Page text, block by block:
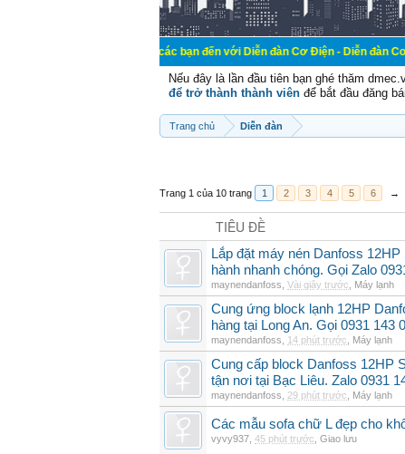
Chào mừng các bạn đến với Diễn đàn Cơ Điện - Diễn đàn Cơ điện là
Nếu đây là lần đầu tiên bạn ghé thăm
để trở thành thành viên để bắt đầu đăng
Trang chủ Diễn đàn
Trang 1 của 10 trang 1 2 3 4 5 6 →
TIÊU ĐỀ
Lắp đặt máy nén Danfoss
hành nhanh chóng. Gọi Zalo
maynendanfoss Vài giây trước Máy lạnh
Cung ứng block lạnh 12HP
hàng tại Long An. Gọi 0931 143
maynendanfoss 14 phút trước Máy lạnh
Cung cấp block Danfoss 12HP
tận nơi tại Bạc Liêu. Zalo 0931
maynendanfoss 29 phút trước Máy lạnh
Các mẫu sofa chữ L đẹp cho
vyvy937 45 phút trước Giao lưu